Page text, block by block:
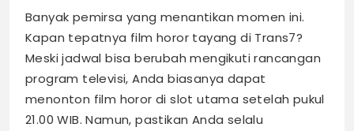
Banyak pemirsa yang menantikan momen ini.
Kapan tepatnya film horor tayang di Trans7?
Meski jadwal bisa berubah mengikuti rancangan
program televisi, Anda biasanya dapat
menonton film horor di slot utama setelah pukul
21.00 WIB. Namun, pastikan Anda selalu